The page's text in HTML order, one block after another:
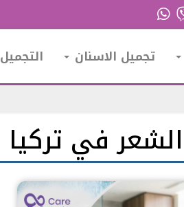
تجميل الاسنان التجميل
في تركيا